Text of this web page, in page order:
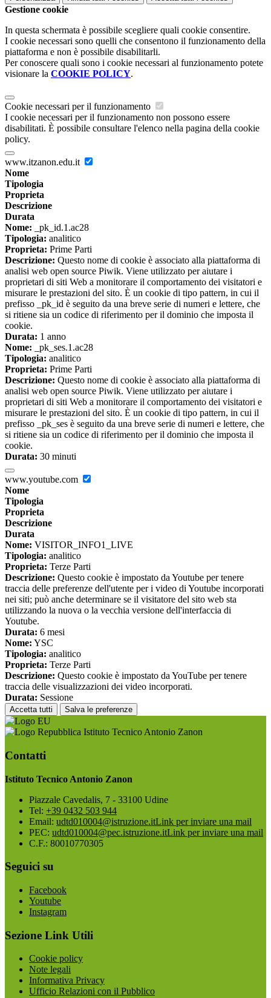
Gestione cookie
In questa schermata è possibile scegliere quali cookie consentire.
I cookie necessari sono quelli che consentono il funzionamento della
piattaforma e non è possibile disabilitarli.
Per conoscere quali sono i cookie necessari al funzionamento potete
visionare la COOKIE POLICY.
Cookie necessari per il funzionamento
I cookie necessari per il funzionamento non possono essere
disabilitati. È possibile consultare l'elenco nella pagina della cookie
policy.
www.itzanon.edu.it
Nome
Tipologia
Proprieta
Descrizione
Durata
Nome: _pk_id.1.ac28
Tipologia: analitico
Proprieta: Prime Parti
Descrizione: Questo nome di cookie è associato alla piattaforma di
analisi web open source Piwik. Viene utilizzato per aiutare i
proprietari di siti Web a monitorare il comportamento dei visitatori e
misurare le prestazioni del sito. È un cookie di tipo pattern, in cui il
prefisso _pk_id è seguito da una breve serie di numeri e lettere, che
si ritiene sia un codice di riferimento per il dominio che imposta il
cookie.
Durata: 1 anno
Nome: _pk_ses.1.ac28
Tipologia: analitico
Proprieta: Prime Parti
Descrizione: Questo nome di cookie è associato alla piattaforma di
analisi web open source Piwik. Viene utilizzato per aiutare i
proprietari di siti Web a monitorare il comportamento dei visitatori e
misurare le prestazioni del sito. È un cookie di tipo pattern, in cui il
prefisso _pk_ses è seguito da una breve serie di numeri e lettere, che
si ritiene sia un codice di riferimento per il dominio che imposta il
cookie.
Durata: 30 minuti
www.youtube.com
Nome
Tipologia
Proprieta
Descrizione
Durata
Nome: VISITOR_INFO1_LIVE
Tipologia: analitico
Proprieta: Terze Parti
Descrizione: Questo cookie è impostato da Youtube per tenere
traccia delle preferenze dell'utente per i video di Youtube incorporati
nei siti; può anche determinare se il visitatore del sito web sta
utilizzando la nuova o la vecchia versione dell'interfaccia di
Youtube.
Durata: 6 mesi
Nome: YSC
Tipologia: analitico
Proprieta: Terze Parti
Descrizione: Questo cookie è impostato da YouTube per tenere
traccia delle visualizzazioni dei video incorporati.
Durata: Sessione
Accetta tutti Salva le preferenze
Istituto Tecnico Antonio Zanon
Contatti
Istituto Tecnico Antonio Zanon
Piazzale Cavedalis, 7 - 33100 Udine
Tel: +39 0432 503 944
Email: udtd010004@istruzione.itLink per inviare una mail
PEC: udtd010004@pec.istruzione.itLink per inviare una mail
C.F.: 80010770305
Seguici su
Facebook
Youtube
Instagram
Sezione Link Utili
Cookie policy
Note legali
Informativa Privacy
Ufficio Relazioni con il Pubblico